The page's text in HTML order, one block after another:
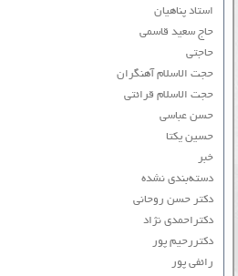
استاد پناهیان
حاج سعید قاسمی
حاجتی
حجت الاسلام آهنگران
حجت الاسلام قرائتی
حسن عباسی
حسین یکتا
خبر
دسته‌بندی نشده
دکتر حسن روحانی
دکتراحمدی نژاد
دکتررحیم پور
رائفی پور